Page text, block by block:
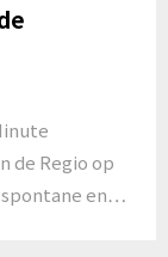
de Regio op
spontane en…